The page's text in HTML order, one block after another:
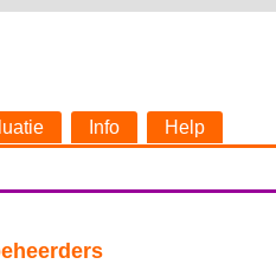
Info Help